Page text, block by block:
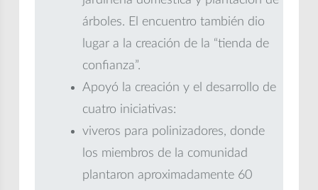
árboles. El encuentro también dio
lugar a la creación de la “tienda de
confianza”.
Apoyó la creación y el desarrollo de
cuatro iniciativas:
viveros para polinizadores, donde
los miembros de la comunidad
plantaron aproximadamente 60